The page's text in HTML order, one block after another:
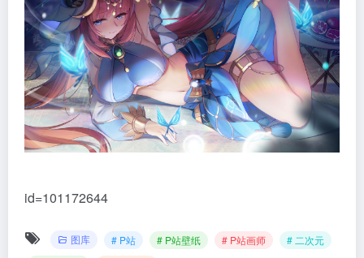
id=101172644
图库 # P站 # P站壁纸 # P站画师
# 二次元